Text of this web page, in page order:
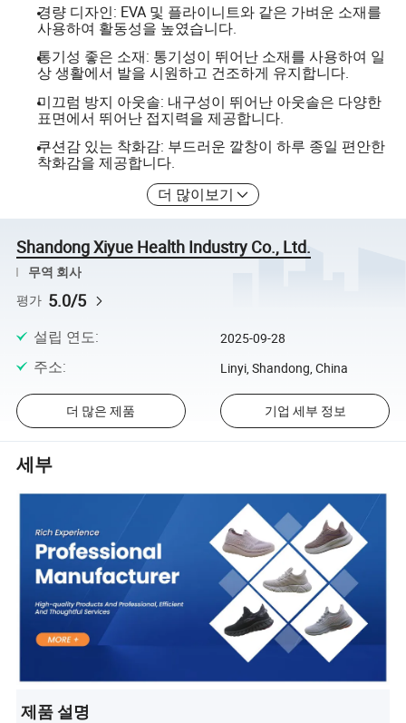
경량 디자인: EVA 및 플라이니트와 같은 가벼운 소재를
사용하여 활동성을 높였습니다.
통기성 좋은 소재: 통기성이 뛰어난 소재를 사용하여 일
상 생활에서 발을 시원하고 건조하게 유지합니다.
미끄럼 방지 아웃솔: 내구성이 뛰어난 아웃솔은 다양한
표면에서 뛰어난 접지력을 제공합니다.
쿠션감 있는 착화감: 부드러운 깔창이 하루 종일 편안한
착화감을 제공합니다.
더 많이보기
Shandong Xiyue Health Industry Co., Ltd.
무역 회사
평가 5.0/5
설립 연도: 2025-09-28
주소: Linyi, Shandong, China
더 많은 제품 기업 세부 정보
세부
제품 설명